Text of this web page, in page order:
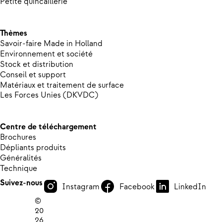
Thèmes
Savoir-faire Made in Holland
Environnement et société
Stock et distribution
Conseil et support
Matériaux et traitement de surface
Les Forces Unies (DKVDC)
Centre de téléchargement
Brochures
Dépliants produits
Généralités
Technique
Suivez-nous
Instagram Facebook
LinkedIn
©
20